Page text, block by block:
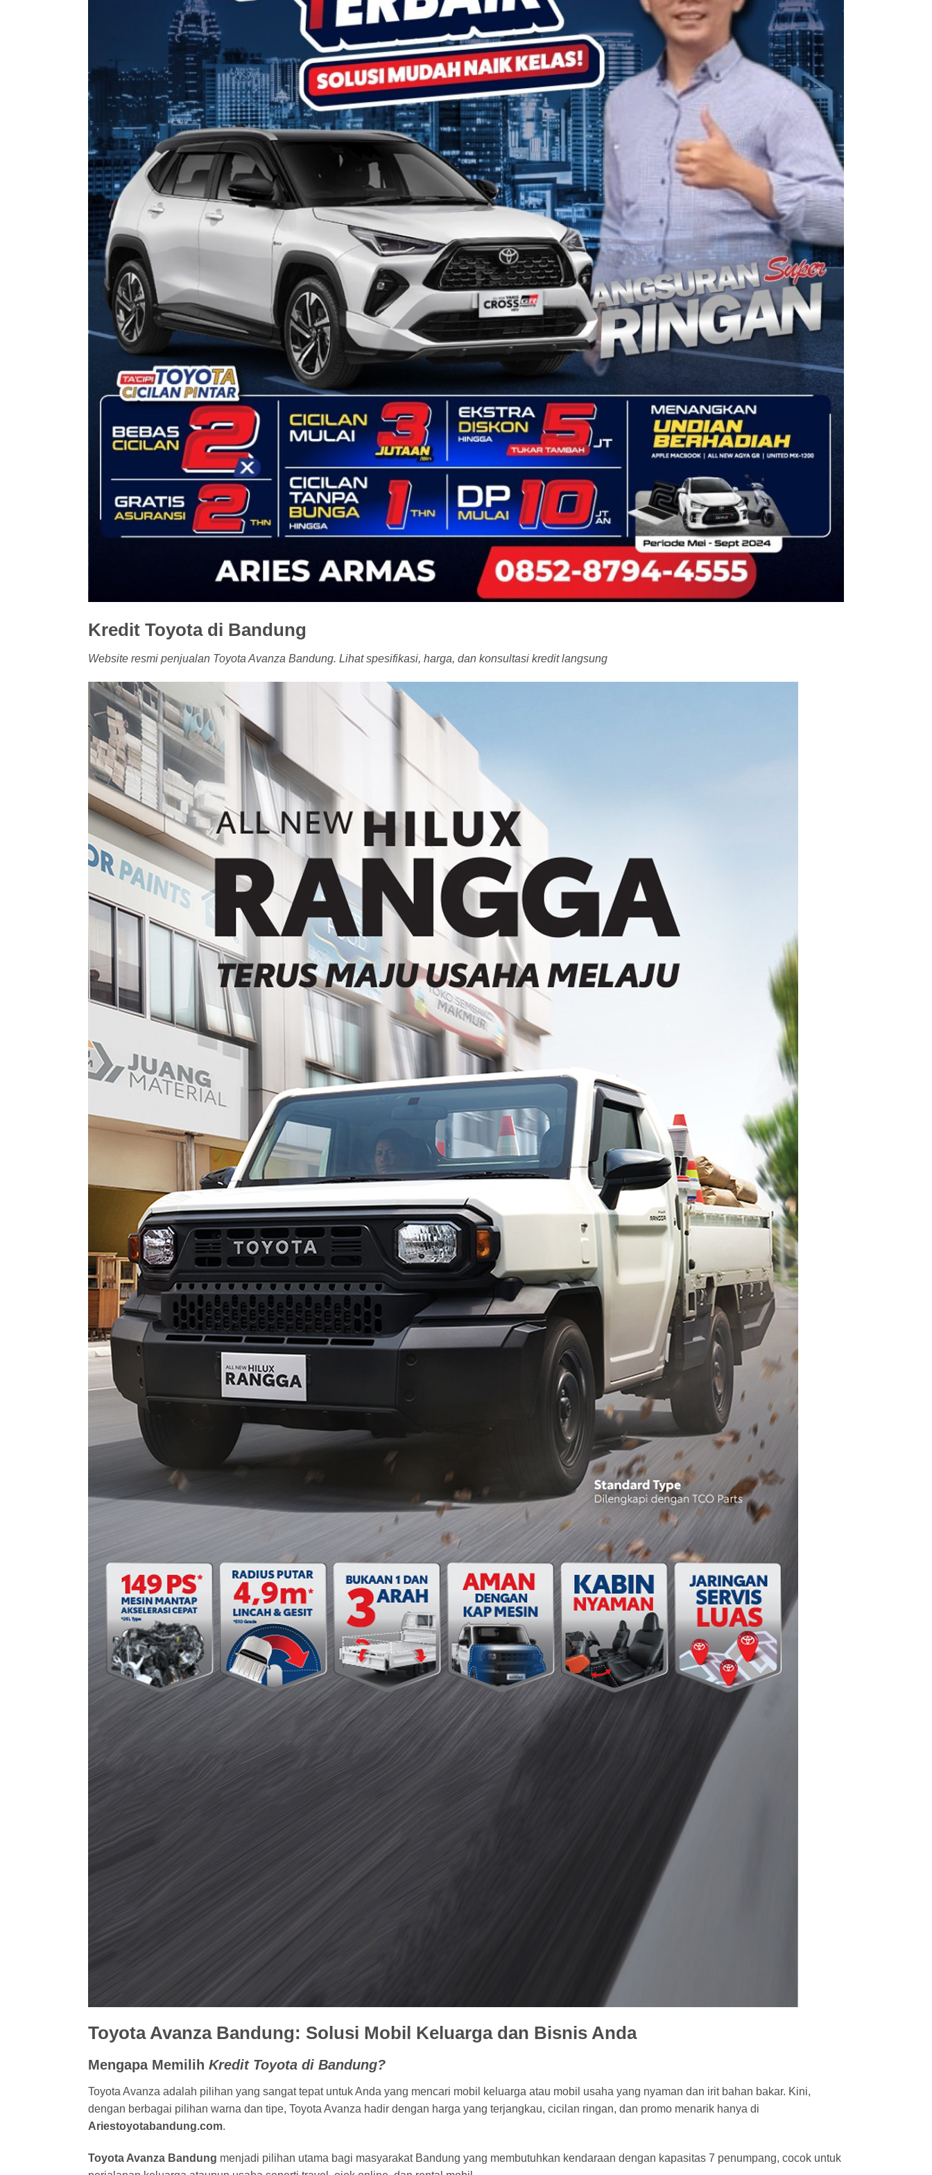
Kredit Toyota di Bandung
Website resmi penjualan Toyota Avanza Bandung. Lihat spesifikasi, harga, dan konsultasi kredit langsung
Toyota Avanza Bandung: Solusi Mobil Keluarga dan Bisnis Anda
Mengapa Memilih Kredit Toyota di Bandung?
Toyota Avanza adalah pilihan yang sangat tepat untuk Anda yang mencari mobil keluarga atau mobil usaha yang nyaman dan irit bahan bakar. Kini,
dengan berbagai pilihan warna dan tipe, Toyota Avanza hadir dengan harga yang terjangkau, cicilan ringan, dan promo menarik hanya di
Ariestoyotabandung.com.
Toyota Avanza Bandung menjadi pilihan utama bagi masyarakat Bandung yang membutuhkan kendaraan dengan kapasitas 7 penumpang, cocok untuk